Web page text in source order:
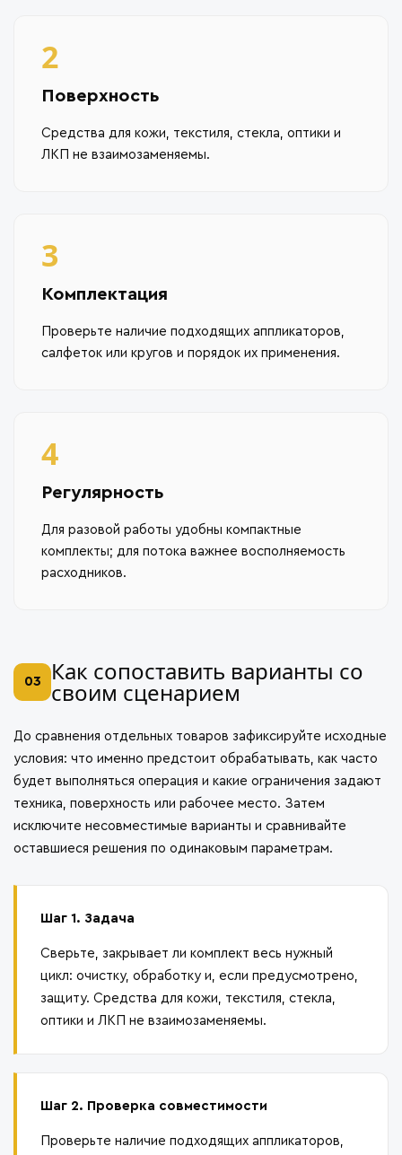
2
Поверхность
Средства для кожи, текстиля, стекла, оптики и
ЛКП не взаимозаменяемы.
3
Комплектация
Проверьте наличие подходящих аппликаторов,
салфеток или кругов и порядок их применения.
4
Регулярность
Для разовой работы удобны компактные
комплекты; для потока важнее восполняемость
расходников.
03 Как сопоставить варианты со
своим сценарием
До сравнения отдельных товаров зафиксируйте исходные
условия: что именно предстоит обрабатывать, как часто
будет выполняться операция и какие ограничения задают
техника, поверхность или рабочее место. Затем
исключите несовместимые варианты и сравнивайте
оставшиеся решения по одинаковым параметрам.
Шаг 1. Задача
Сверьте, закрывает ли комплект весь нужный
цикл: очистку, обработку и, если предусмотрено,
защиту. Средства для кожи, текстиля, стекла,
оптики и ЛКП не взаимозаменяемы.
Шаг 2. Проверка совместимости
Проверьте наличие подходящих аппликаторов,